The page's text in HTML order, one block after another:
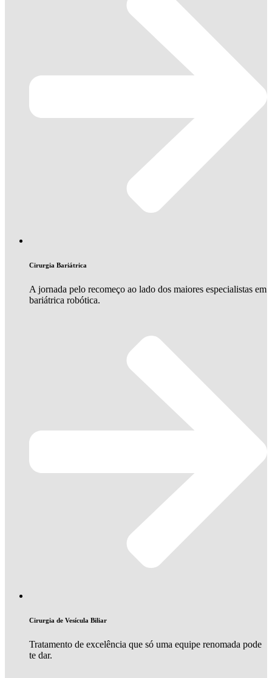
Cirurgia Bariátrica
A jornada pelo recomeço ao lado dos maiores especialistas em
bariátrica robótica.
Cirurgia de Vesícula Biliar
Tratamento de excelência que só uma equipe renomada pode
te dar.